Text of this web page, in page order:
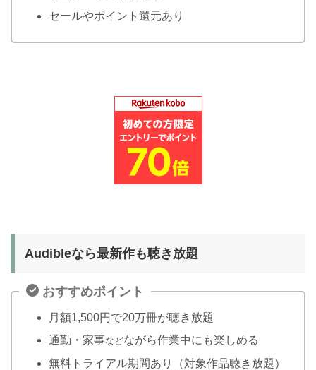
セールやポイント還元あり
Audibleなら最新作も聴き放題
おすすめポイント
月額1,500円で20万冊が聴き放題
通勤・家事などながら作業中にも楽しめる
無料トライアル期間あり（対象作品聴き放題）